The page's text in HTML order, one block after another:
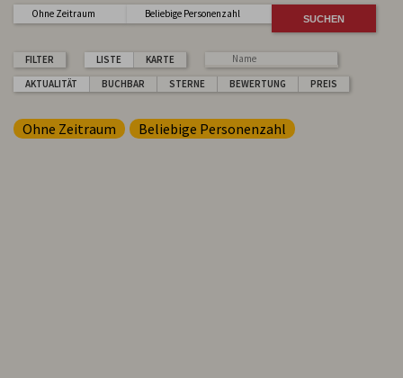
Ohne Zeitraum Beliebige Personenzahl
FILTER LISTE
KARTE
AKTUALITÄT
BUCHBAR STERNE BEWERTUNG PREIS
Ohne Zeitraum Beliebige Personenzahl